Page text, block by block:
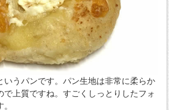
いうパンです。パン生地は非常に柔らか
で上質ですね。すごくしっとりしたフォ